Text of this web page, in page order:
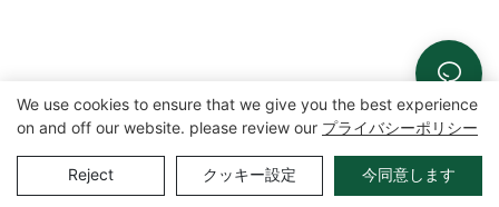
We use cookies to ensure that we give you the best experience
on and off our website. please review our プライバシーポリシー
Reject クッキー設定 今同意します